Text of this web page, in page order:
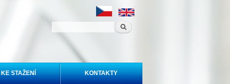
KE STAŽENÍ KONTAKTY